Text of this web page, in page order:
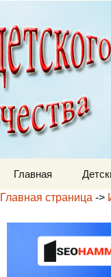
Главная
Главная страница ->